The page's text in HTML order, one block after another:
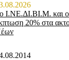
Ι.ΝΕ.ΔΙ.ΒΙ.Μ. και o
20% στα